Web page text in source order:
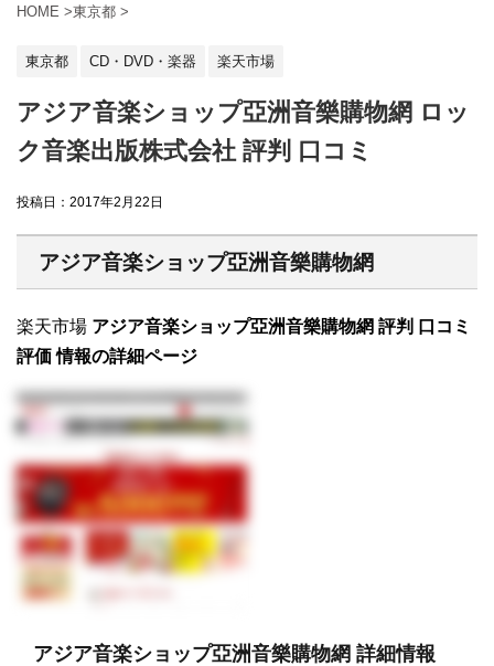
HOME >東京都 >
東京都 CD・DVD・楽器 楽天市場
アジア音楽ショップ亞洲音樂購物網 ロッ
ク音楽出版株式会社 評判 口コミ
投稿日： 2017年2月22日
アジア音楽ショップ亞洲音樂購物網
楽天市場 アジア音楽ショップ亞洲音樂購物網 評判 口コミ
評価 情報の詳細ページ
アジア音楽ショップ亞洲音樂購物網 詳細情報